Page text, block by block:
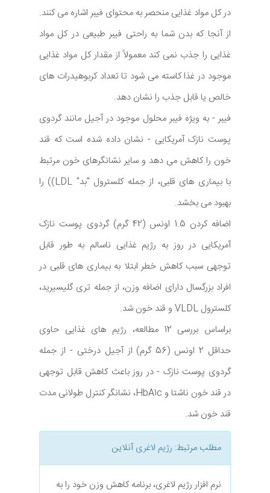
در کل مواد غذایی منحصر به محتوای فیبر اشاره می کنند.
از آنجا که بدن شما به راحتی فیبر طبیعی در کل مواد
غذایی را جذب نمی کند معمولاً از مقدار کل مواد غذایی
موجود در غذا کاسته می شود تا تعداد کربوهیدرات های
خالص یا قابل جذب را نشان دهد.
فیبر - به ویژه فیبر محلول موجود در آجیل مانند گردوی
پوست نازک آمریکایی - نشان داده شده است که قند
خون را کاهش می دهد و سایر نشانگرهای خون مرتبط
با بیماری های قلبی، از جمله کلسترول "بد" LDL)) را
بهبود می بخشد.
اضافه کردن 1.5 اونس (42 گرم) گردوی پوست نازک
آمریکایی در روز به رژیم غذایی ناسالم به طور قابل
توجهی سبب کاهش خطر ابتلا به بیماری های قلبی در
افراد بزرگسال دارای اضافه وزن، از جمله تری گلیسیرید،
کلسترول VLDL و قند خون شد.
براساس بررسی 12 مطالعه، رژیم های غذایی حاوی
حداقل 2 اونس (56 گرم) از آجیل درختی - از جمله
گردوی پوست نازک - در روز باعث کاهش قابل توجهی
در قند خون ناشتا و HbA1c، نشانگر کنترل طولانی مدت
قند خون شد.
مطلب مرتبط: رژیم لاغریآنلاین
نرم افزار رژیم لاغری، برنامه کاهش وزن خود را به